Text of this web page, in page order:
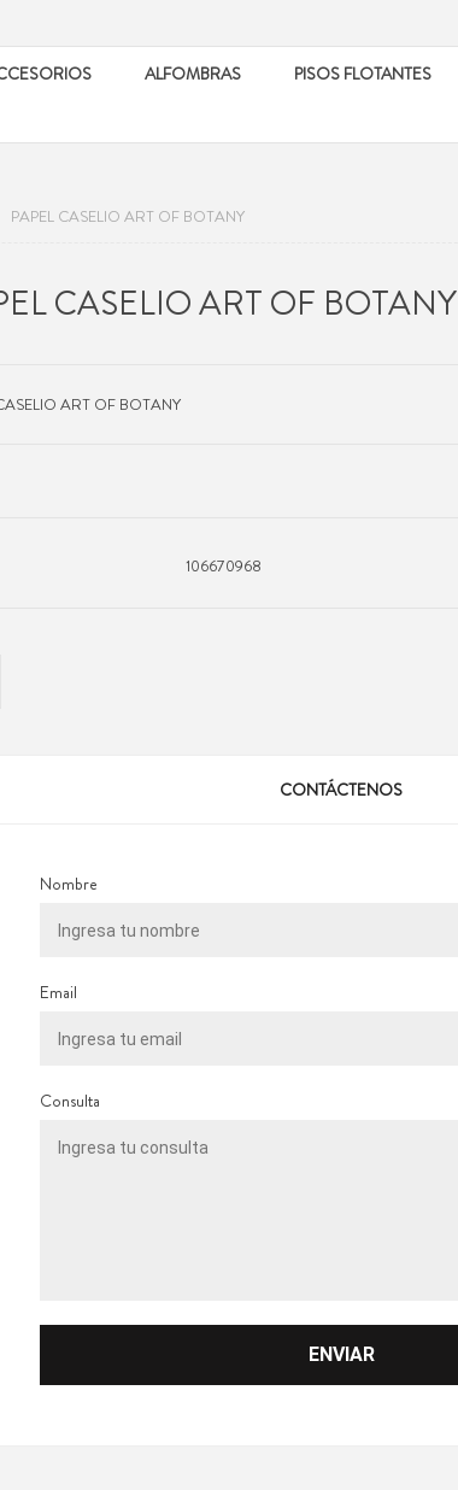
ALFOMBRAS
PISOS FLOTANTES
PAPEL CASELIO ART OF BOTANY
CASELIO ART OF BOTANY
ART OF BOTANY
106670968
CONTÁCTENOS
Nombre
Email
Consulta